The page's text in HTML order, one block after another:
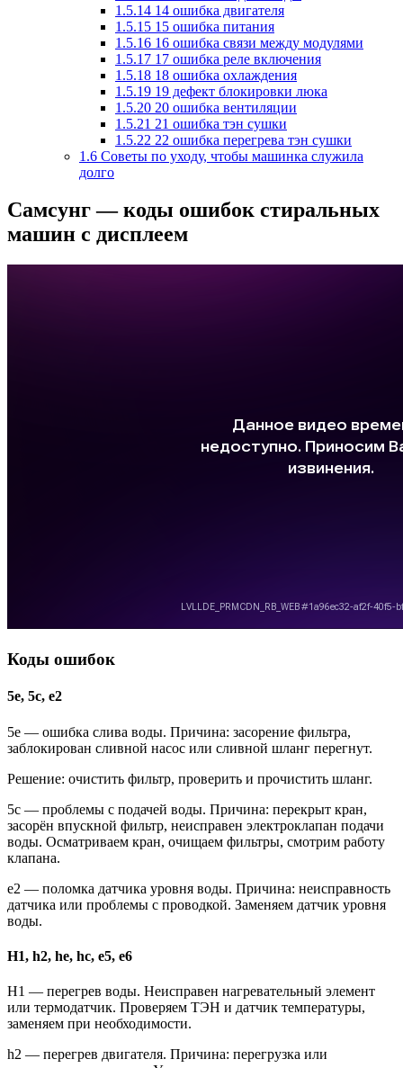
1.5.14 14 ошибка двигателя
1.5.15 15 ошибка питания
1.5.16 16 ошибка связи между модулями
1.5.17 17 ошибка реле включения
1.5.18 18 ошибка охлаждения
1.5.19 19 дефект блокировки люка
1.5.20 20 ошибка вентиляции
1.5.21 21 ошибка тэн сушки
1.5.22 22 ошибка перегрева тэн сушки
1.6 Советы по уходу, чтобы машинка служила
долго
Самсунг — коды ошибок стиральных
машин с дисплеем
Коды ошибок
5e, 5c, e2
5e — ошибка слива воды. Причина: засорение фильтра,
заблокирован сливной насос или сливной шланг перегнут.
Решение: очистить фильтр, проверить и прочистить шланг.
5c — проблемы с подачей воды. Причина: перекрыт кран,
засорён впускной фильтр, неисправен электроклапан подачи
воды. Осматриваем кран, очищаем фильтры, смотрим работу
клапана.
e2 — поломка датчика уровня воды. Причина: неисправность
датчика или проблемы с проводкой. Заменяем датчик уровня
воды.
H1, h2, he, hc, e5, e6
H1 — перегрев воды. Неисправен нагревательный элемент
или термодатчик. Проверяем ТЭН и датчик температуры,
заменяем при необходимости.
h2 — перегрев двигателя. Причина: перегрузка или